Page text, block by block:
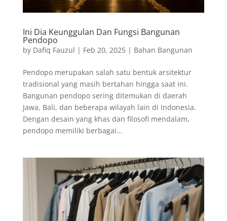
Ini Dia Keunggulan Dan Fungsi Bangunan
Pendopo
by Dafiq Fauzul | Feb 20, 2025| Bahan Bangunan
Pendopo merupakan salah satu bentuk arsitektur
tradisional yang masih bertahan hingga saat ini.
Bangunan pendopo sering ditemukan di daerah
Jawa, Bali, dan beberapa wilayah lain di Indonesia.
Dengan desain yang khas dan filosofi mendalam,
pendopo memiliki berbagai...